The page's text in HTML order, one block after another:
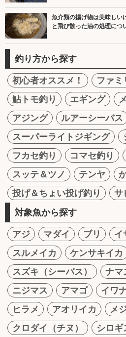
魚介類の揚げ物は美味しい
と飛び散った油の処理につ
釣り方から探す
初心者オススメ！
ファミ
鮎トモ釣り
エギング
アジング
ルアーシーバス
スーパーライトジギング
フカセ釣り
コマセ釣り
スッテ＆ツノ
テンヤ
投げ＆ちょい投げ釣り
サ
対象魚から探す
アジ マダイ ブリ イ
スルメイカ
ケンサキイカ
スズキ（シーバス）
ナマ
ニジマス
アマゴ イワ
ヒラメ
アオリイカ
メ
クロダイ（チヌ）
シロギ